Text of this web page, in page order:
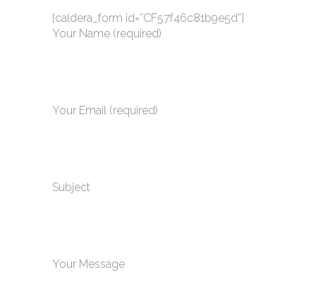
[caldera_form id=”CF57f46c81b9e5d”]
Your Name (required)
Your Email (required)
Subject
Your Message